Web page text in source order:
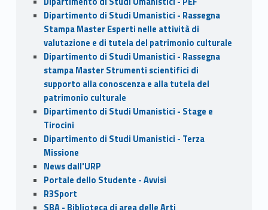
Dipartimento di Studi Umanistici - Rassegna
Stampa Master Esperti nelle attività di
valutazione e di tutela del patrimonio culturale
Dipartimento di Studi Umanistici - Rassegna
stampa Master Strumenti scientifici di
supporto alla conoscenza e alla tutela del
patrimonio culturale
Dipartimento di Studi Umanistici - Stage e
Tirocini
Dipartimento di Studi Umanistici - Terza
Missione
News dall'URP
Portale dello Studente - Avvisi
R3Sport